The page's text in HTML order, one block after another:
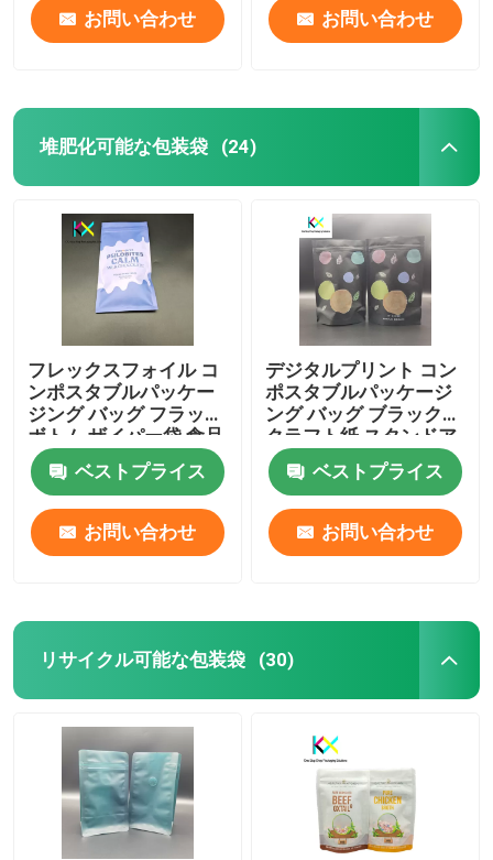
お問い合わせ お問い合わせ
堆肥化可能な包装袋 (24)
フレックスフォイル コ
ンポスタブルパッケー
ジング バッグ フラット
ボトム ザイパー袋 食品
用
ベストプライス
お問い合わせ
デジタルプリント コン
ポスタブルパッケージ
ング バッグ ブラック
クラフト紙 スタンドア
ップ ザイパー ポケット
ベストプライス
お問い合わせ
リサイクル可能な包装袋 (30)